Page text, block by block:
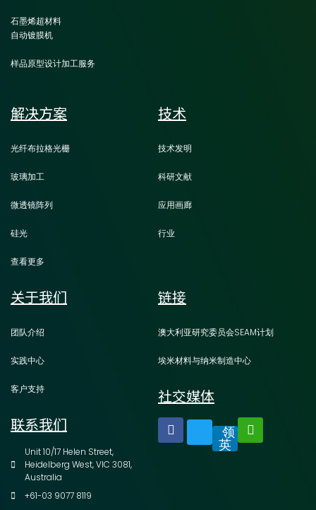
石墨烯超材料
自动镀膜机
样品原型设计加工服务
解决方案
光纤布拉格光栅
玻璃加工
微透镜阵列
硅光
查看更多
技术
技术发明
科研文献
应用画廊
行业
关于我们
团队介绍
实践中心
客户支持
联系我们
Unit 10/17 Helen Street,
Heidelberg West, VIC 3081,
Australia
+61-03 9077 8119
链接
澳大利亚研究委员会SEAM计划
埃米材料与纳米制造中心
社交媒体
领
英